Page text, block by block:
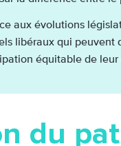
aux évolutions
libéraux qui
équitable de
du